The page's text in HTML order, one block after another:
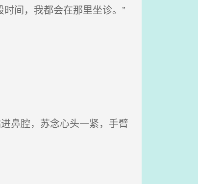
间，我都会在那里坐诊。”
鼻腔，苏念心头一紧，手臂